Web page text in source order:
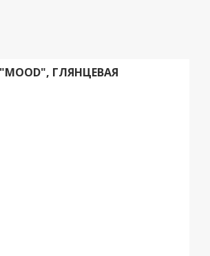
"MOOD", ГЛЯНЦЕВАЯ